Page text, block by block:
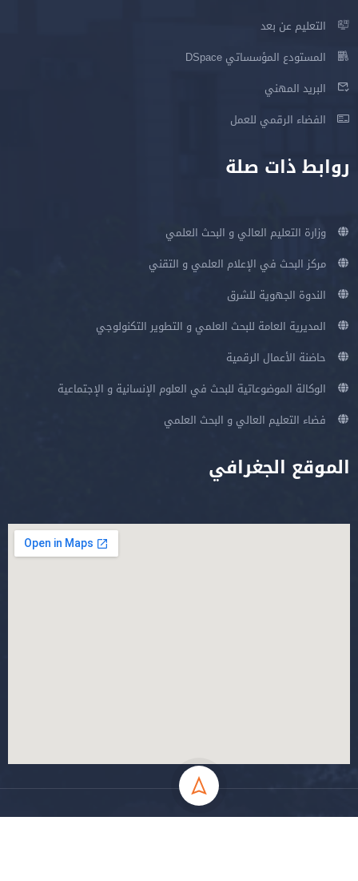
التعليم عن بعد
المستودع المؤسساتي DSpace
البريد المهني
الفضاء الرقمي للعمل
روابط ذات صلة
وزارة التعليم العالي و البحث العلمي
مركز البحث في الإعلام العلمي و التقني
الندوة الجهوية للشرق
المديرية العامة للبحث العلمي و التطوير التكنولوجي
حاضنة الأعمال الرقمية
الوكالة الموضوعاتية للبحث في العلوم الإنسانية و الإجتماعية
فضاء التعليم العالي و البحث العلمي
الموقع الجغرافي
جميع الحقوق محفوظة جامعة المسيلة - 2024